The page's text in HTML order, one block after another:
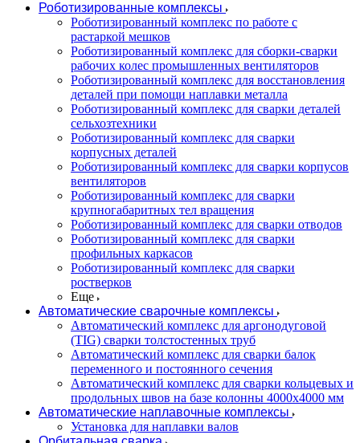
Роботизированные комплексы
Роботизированный комплекс по работе с
растаркой мешков
Роботизированный комплекс для сборки-сварки
рабочих колес промышленных вентиляторов
Роботизированный комплекс для восстановления
деталей при помощи наплавки металла
Роботизированный комплекс для сварки деталей
сельхозтехники
Роботизированный комплекс для сварки
корпусных деталей
Роботизированный комплекс для сварки корпусов
вентиляторов
Роботизированный комплекс для сварки
крупногабаритных тел вращения
Роботизированный комплекс для сварки отводов
Роботизированный комплекс для сварки
профильных каркасов
Роботизированный комплекс для сварки
ростверков
Еще
Автоматические сварочные комплексы
Автоматический комплекс для аргонодуговой
(TIG) сварки толстостенных труб
Автоматический комплекс для сварки балок
переменного и постоянного сечения
Автоматический комплекс для сварки кольцевых и
продольных швов на базе колонны 4000x4000 мм
Автоматические наплавочные комплексы
Установка для наплавки валов